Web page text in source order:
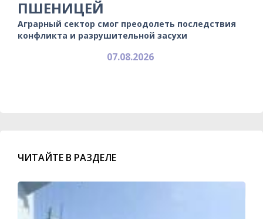
ПШЕНИЦЕЙ
Аграрный сектор смог преодолеть последствия
конфликта и разрушительной засухи
07.08.2026
ЧИТАЙТЕ В РАЗДЕЛЕ